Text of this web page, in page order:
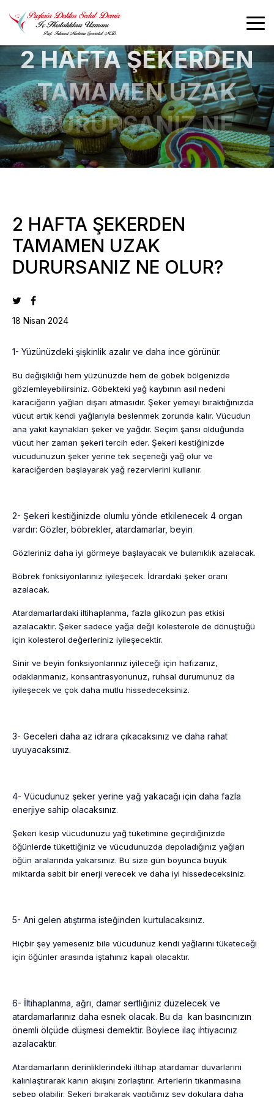
2 HAFTA ŞEKERDEN
TAMAMEN UZAK
DURURSANIZ NE
OLUR?
2 HAFTA ŞEKERDEN
TAMAMEN UZAK
DURURSANIZ NE OLUR?
18 Nisan 2024
1- Yüzünüzdeki şişkinlik azalır ve daha ince görünür.
Bu değişikliği hem yüzünüzde hem de göbek bölgenizde
gözlemleyebilirsiniz. Göbekteki yağ kaybının asıl nedeni
karaciğerin yağları dışarı atmasıdır. Şeker yemeyi bıraktığınızda
vücut artık kendi yağlarıyla beslenmek zorunda kalır. Vücudun
ana yakıt kaynakları şeker ve yağdır. Seçim şansı olduğunda
vücut her zaman şekeri tercih eder. Şekeri kestiğinizde
vücudunuzun şeker yerine tek seçeneği yağ olur ve
karaciğerden başlayarak yağ rezervlerini kullanır.
2- Şekeri kestiğinizde olumlu yönde etkilenecek 4 organ
vardır: Gözler, böbrekler, atardamarlar, beyin
Gözleriniz daha iyi görmeye başlayacak ve bulanıklık azalacak.
Böbrek fonksiyonlarınız iyileşecek. İdrardaki şeker oranı
azalacak.
Atardamarlardaki iltihaplanma, fazla glikozun pas etkisi
azalacaktır. Şeker sadece yağa değil kolesterole de dönüştüğü
için kolesterol değerleriniz iyileşecektir.
Sinir ve beyin fonksiyonlarınız iyileceği için hafızanız,
odaklanmanız, konsantrasyonunuz, ruhsal durumunuz da
iyileşecek ve çok daha mutlu hissedeceksiniz.
3- Geceleri daha az idrara çıkacaksınız ve daha rahat
uyuyacaksınız.
4- Vücudunuz şeker yerine yağ yakacağı için daha fazla
enerjiye sahip olacaksınız.
Şekeri kesip vücudunuzu yağ tüketimine geçirdiğinizde
öğünlerde tükettiğiniz ve vücudunuzda depoladığınız yağları
öğün aralarında yakarsınız. Bu size gün boyunca büyük
miktarda sabit bir enerji verecek ve daha iyi hissedeceksiniz.
5- Ani gelen atıştırma isteğinden kurtulacaksınız.
Hiçbir şey yemeseniz bile vücudunuz kendi yağlarını tüketeceği
için öğünler arasında iştahınız kapalı olacaktır.
6- İltihaplanma, ağrı, damar sertliğiniz düzelecek ve
atardamarlarınız daha esnek olacak. Bu da kan basıncınızın
önemli ölçüde düşmesi demektir. Böylece ilaç ihtiyacınız
azalacaktır.
Atardamarların derinliklerindeki iltihap atardamar duvarlarını
kalınlaştırarak kanın akışını zorlaştırır. Arterlerin tıkanmasına
sebep olabilir. Şekeri bırakarak yaptığınız şey dokulara daha